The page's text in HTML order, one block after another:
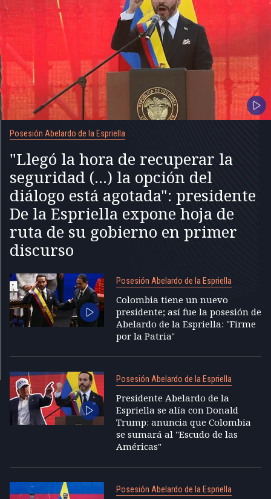
Posesión Abelardo de la Espriella
"Llegó la hora de recuperar la
seguridad (...) la opción del
diálogo está agotada": presidente
De la Espriella expone hoja de
ruta de su gobierno en primer
discurso
Posesión Abelardo de la Espriella
Colombia tiene un nuevo
presidente; así fue la posesión de
Abelardo de la Espriella: "Firme
por la Patria"
Posesión Abelardo de la Espriella
Presidente Abelardo de la
Espriella se alía con Donald
Trump: anuncia que Colombia
se sumará al "Escudo de las
Américas"
Posesión Abelardo de la Espriella